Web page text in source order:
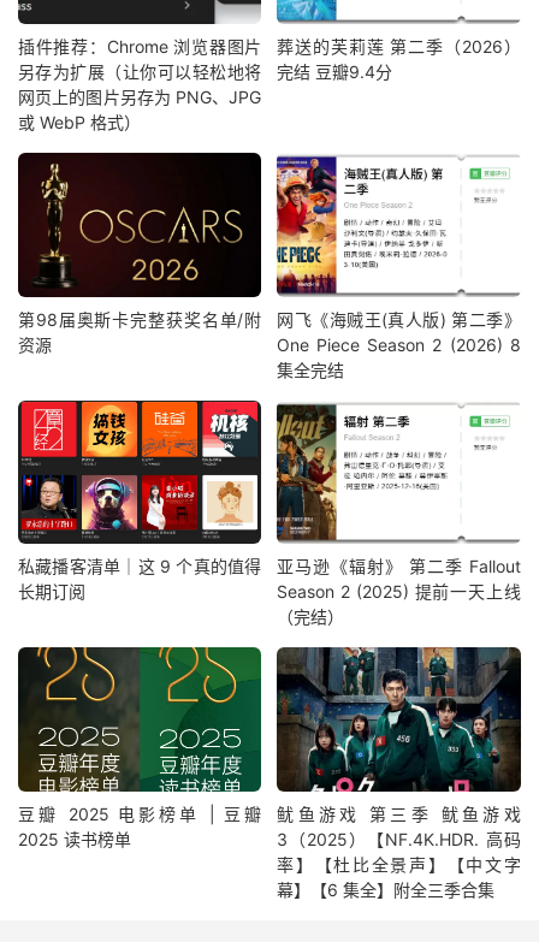
插件推荐：Chrome 浏览器图片
另存为扩展（让你可以轻松地将
网页上的图片另存为 PNG、JPG
或 WebP 格式）
葬送的芙莉莲 第二季（2026）
完结 豆瓣9.4分
第98届奥斯卡完整获奖名单/附
资源
网飞《海贼王(真人版) 第二季》
One Piece Season 2 (2026) 8
集全完结
私藏播客清单｜这 9 个真的值得
长期订阅
亚马逊《辐射》 第二季 Fallout
Season 2 (2025) 提前一天上线
（完结）
豆瓣 2025 电影榜单 | 豆瓣
2025 读书榜单
鱿鱼游戏 第三季 鱿鱼游戏
3（2025）【NF.4K.HDR. 高码
率】【杜比全景声】【中文字
幕】【6 集全】附全三季合集